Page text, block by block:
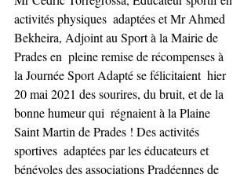
activités physiques  adaptées et Mr Ahmed
Bekheira, Adjoint au Sport à la Mairie de
Prades en  pleine remise de récompenses à
la Journée Sport Adapté se félicitaient  hier
20 mai 2021 des sourires, du bruit, et de la
bonne humeur qui  régnaient à la Plaine
Saint Martin de Prades ! Des activités
sportives  adaptées par les éducateurs et
bénévoles des associations Pradéennes de